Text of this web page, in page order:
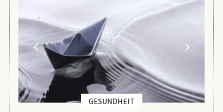
GESUNDHEIT